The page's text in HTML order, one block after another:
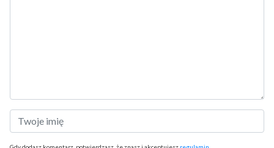
Gdy dodasz komentarz, potwierdzasz, że znasz i akceptujesz regulamin